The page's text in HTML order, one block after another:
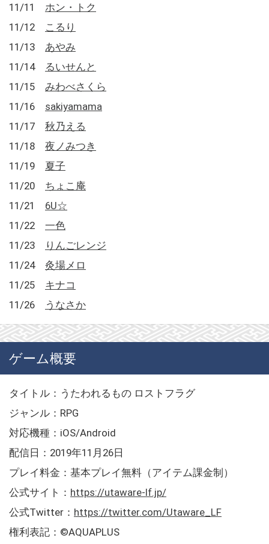
11/11 ホン・トク
11/12 こるり
11/13 あやみ
11/14 るいせんと
11/15 みわべさくら
11/16 sakiyamama
11/17 秋乃える
11/18 夜ノみつき
11/19 夏子
11/20 ちょこ庵
11/21 6U☆
11/22 一色
11/23
りんごレンジ
11/24 灸場メロ
11/25 キナコ
11/26
うなさか
ゲーム概要
タイトル：うたわれるもの ロストフラグ
ジャンル：RPG
対応機種：iOS/Android
配信日：2019年11月26日
プレイ料金：基本プレイ無料（アイテム課金制）
公式サイト： https://utaware-lf.jp/
公式Twitter： https://twitter.com/Utaware_LF
権利表記：©AQUAPLUS